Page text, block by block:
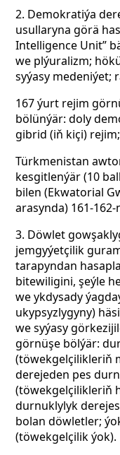
2. Demokratiýa
usullaryna görä
Intelligence Unit”
we plýuralizm;
syýasy medeniýet;
167 ýurt rejim
bölünýär: doly
gibrid (iň kiçi)
Türkmenistan
kesgitlenýär (10
bilen (Ekwatorial
arasynda) 161-
3. Döwlet
jemgyýetçilik
tarapyndan
bitewiligini, şeýle
we ykdysady
ukypsyzlygyny)
we syýasy
görnüşe bölýär:
(töwekgelçilikleriň
derejeden pes
(töwekgelçilikleriň
durnuklylyk
bolan döwletler;
(töwekgelçilik ýok).